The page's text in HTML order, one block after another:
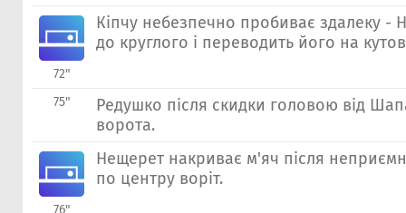
72"
Кіпчу небезпечно пробиває здалеку -
до круглого і переводить його на
75"
Редушко після скидки головою від
ворота.
76"
Нещерет накриває м'яч після
по центру воріт.